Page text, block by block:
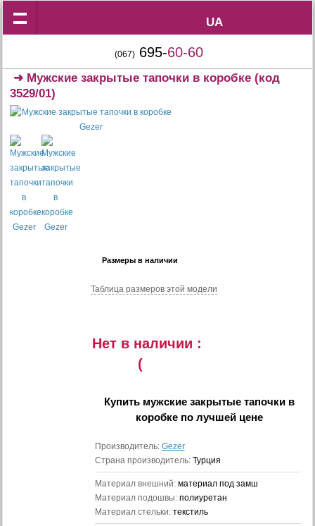
UA
UA
(067) 695-60-60
➜ Мужские закрытые тапочки в коробке (код
3529/01)
Размеры в наличии
Таблица размеров этой модели
Нет в наличии :
(
Купить мужские закрытые тапочки в
коробке по лучшей цене
Производитель: Gezer
Страна производитель: Турция
Материал внешний: материал под замш
Материал подошвы: полиуретан
Материал стельки: текстиль